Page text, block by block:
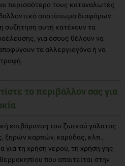
για όσους θέλουν να
τα αλλεργιογόνα ή να
το περιβάλλον σας για
επιβάρυνση του ζωικού γάλατος
ξηρών καρπών, καρύδας, κλπ.,
που απαιτείται στην
Παράλληλα, λαμβάνονται υπόψιν
και η επίδραση της
των αντίστοιχων